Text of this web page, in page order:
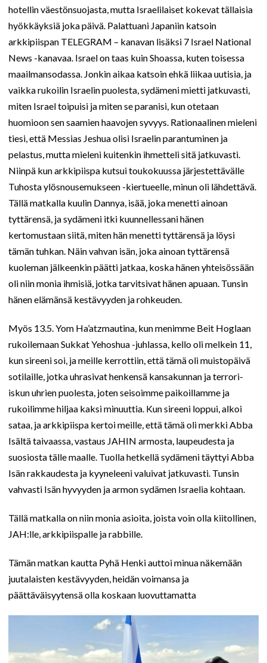
hotellin väestönsuojasta, mutta Israelilaiset kokevat tällaisia
hyökkäyksiä joka päivä. Palattuani Japaniin katsoin
arkkipiispan TELEGRAM – kanavan lisäksi 7 Israel National
News -kanavaa. Israel on taas kuin Shoassa, kuten toisessa
maailmansodassa. Jonkin aikaa katsoin ehkä liikaa uutisia, ja
vaikka rukoilin Israelin puolesta, sydämeni mietti jatkuvasti,
miten Israel toipuisi ja miten se paranisi, kun otetaan
huomioon sen saamien haavojen syvyys. Rationaalinen mieleni
tiesi, että Messias Jeshua olisi Israelin parantuminen ja
pelastus, mutta mieleni kuitenkin ihmetteli sitä jatkuvasti.
Niinpä kun arkkipiispa kutsui toukokuussa järjestettävälle
Tuhosta ylösnousemukseen -kiertueelle, minun oli lähdettävä.
Tällä matkalla kuulin Dannya, isää, joka menetti ainoan
tyttärensä, ja sydämeni itki kuunnellessani hänen
kertomustaan siitä, miten hän menetti tyttärensä ja löysi
tämän tuhkan. Näin vahvan isän, joka ainoan tyttärensä
kuoleman jälkeenkin päätti jatkaa, koska hänen yhteisössään
oli niin monia ihmisiä, jotka tarvitsivat hänen apuaan. Tunsin
hänen elämänsä kestävyyden ja rohkeuden.
Myös 13.5. Yom Ha’atzmautina, kun menimme Beit Hoglaan
rukoilemaan Sukkat Yehoshua -juhlassa, kello oli melkein 11,
kun sireeni soi, ja meille kerrottiin, että tämä oli muistopäivä
sotilaille, jotka uhrasivat henkensä kansakunnan ja terrori-
iskun uhrien puolesta, joten seisoimme paikoillamme ja
rukoilimme hiljaa kaksi minuuttia. Kun sireeni loppui, alkoi
sataa, ja arkkipiispa kertoi meille, että tämä oli merkki Abba
Isältä taivaassa, vastaus JAHIN armosta, laupeudesta ja
suosiosta tälle maalle. Tuolla hetkellä sydämeni täyttyi Abba
Isän rakkaudesta ja kyyneleeni valuivat jatkuvasti. Tunsin
vahvasti Isän hyvyyden ja armon sydämen Israelia kohtaan.
Tällä matkalla on niin monia asioita, joista voin olla kiitollinen,
JAH:lle, arkkipiispalle ja rabbille.
Tämän matkan kautta Pyhä Henki auttoi minua näkemään
juutalaisten kestävyyden, heidän voimansa ja
päättäväisyytensä olla koskaan luovuttamatta